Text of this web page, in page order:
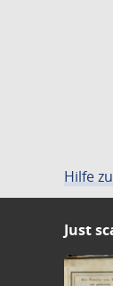
Hilfe
Just